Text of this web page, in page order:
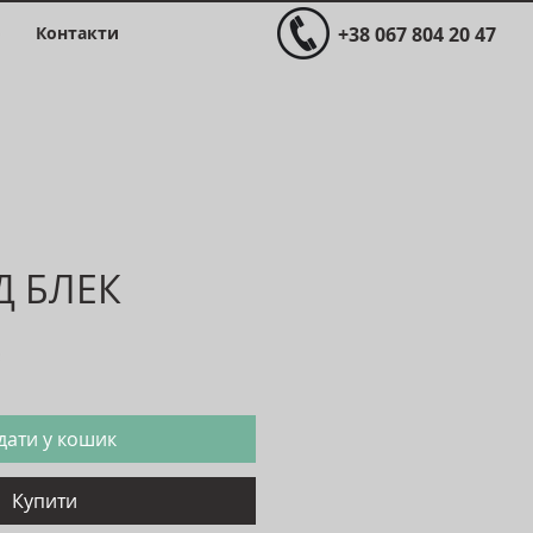
Контакти +38 067 804 20 47
БЛЕК
у кошик
Купити